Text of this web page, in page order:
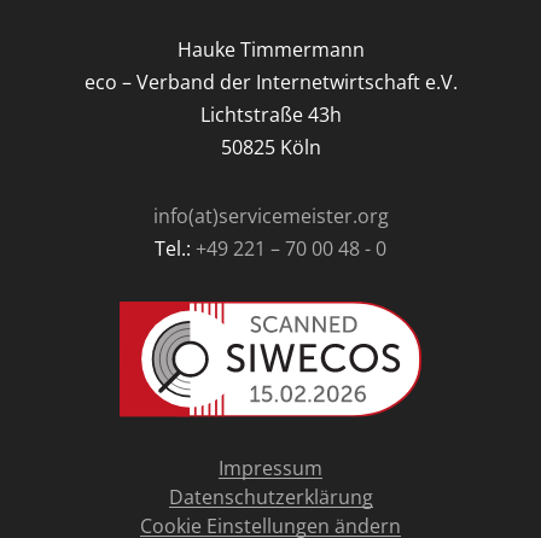
Hauke Timmermann
eco – Verband der Internetwirtschaft e.V.
Lichtstraße 43h
50825 Köln
info(at)servicemeister.org
Tel.: +49 221 – 70 00 48 - 0
Impressum
Datenschutzerklärung
Cookie Einstellungen ändern